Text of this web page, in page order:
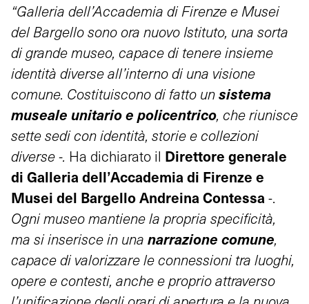
“Galleria dell’Accademia di Firenze e Musei
del Bargello sono ora nuovo Istituto, una sorta
di grande museo, capace di tenere insieme
identità diverse all’interno di una visione
comune. Costituiscono di fatto unsistema
museale unitario e policentrico, che riunisce
sette sedi con identità, storie e collezioni
diverse -. Ha dichiarato il Direttore generale
di Galleria dell’Accademia di Firenze e
Musei del BargelloAndreina Contessa -.
Ogni museo mantiene la propria specificità,
ma si inserisce in una narrazione comune,
capace di valorizzare le connessioni tra luoghi,
opere e contesti, anche e proprio attraverso